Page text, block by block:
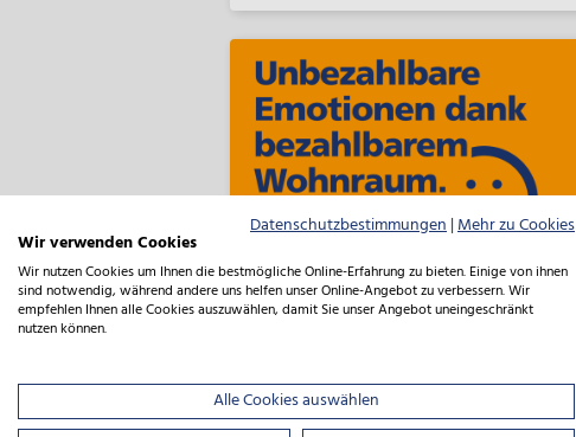
überhaupt leisten?
Emotionen dank
Datenschutzbestimmungen|Mehr zu Cookies
Wir verwenden Cookies
Wir nutzen Cookies um Ihnen die bestmögliche Online-Erfahrung zu bieten. Einige von ihnen
sind notwendig, während andere uns helfen unser Online-Angebot zu verbessern. Wir
empfehlen Ihnen alle Cookies auszuwählen, damit Sie unser Angebot uneingeschränkt
nutzen können.
Alle Cookies auswählen